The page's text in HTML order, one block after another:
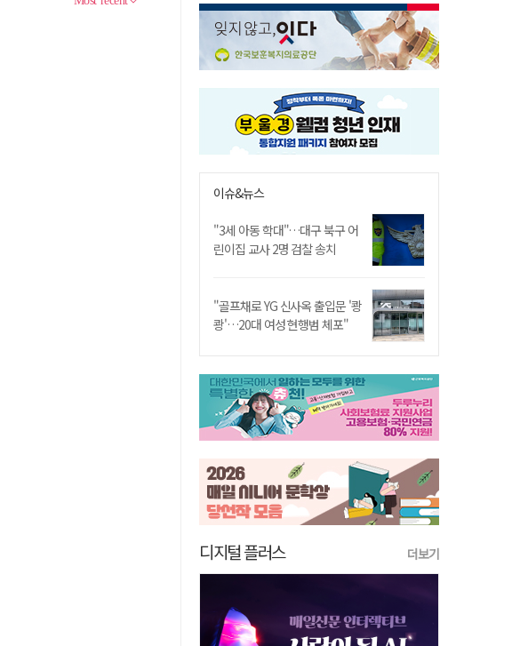
이슈&뉴스
"3세 아동 학대"…대구 북구 어
린이집 교사 2명 검찰 송치
"골프채로 YG 신사옥 출입문 '쾅
쾅'…20대 여성 현행범 체포"
디지털 플러스 더보기